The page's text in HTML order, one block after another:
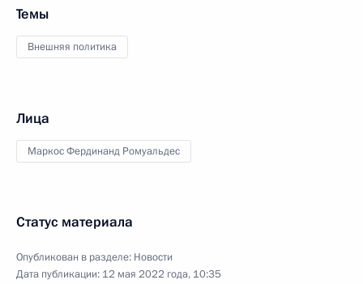
Темы
Внешняя политика
Лица
Маркос Фердинанд Ромуальдес
Статус материала
Опубликован в разделе: Новости
Дата публикации: 12 мая 2022 года, 10:35